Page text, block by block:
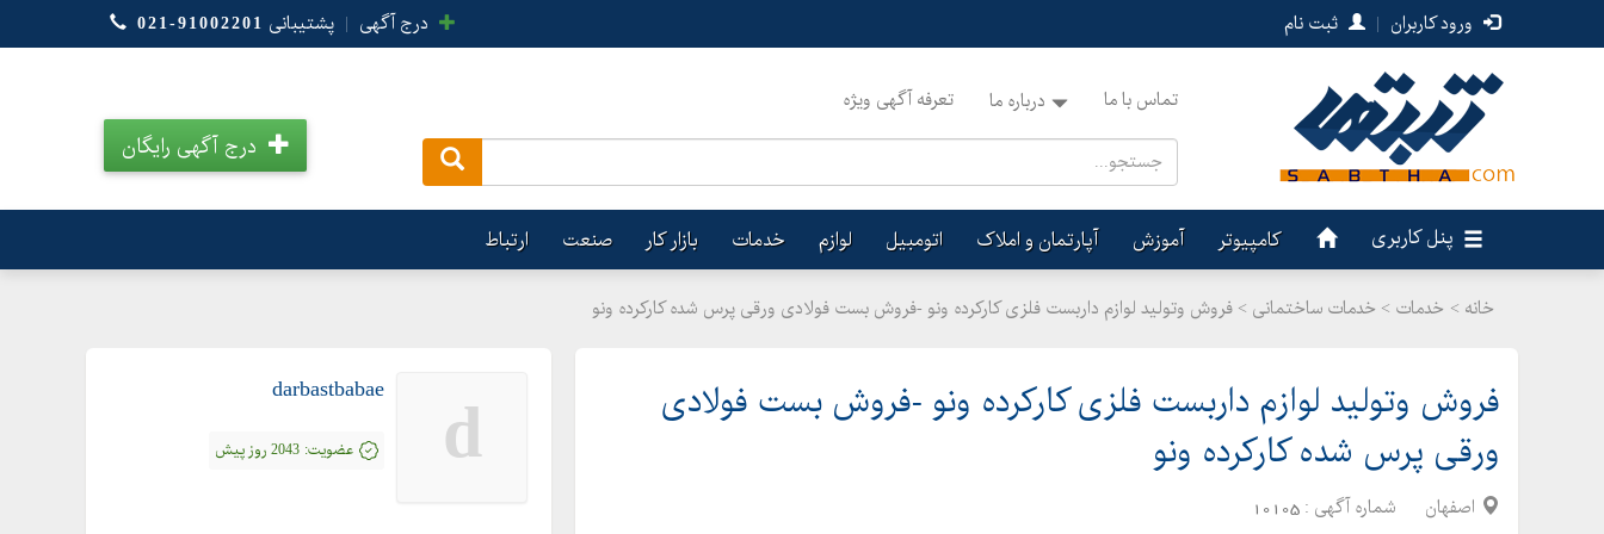
ورود کاربران | ثبت نام درج آگهی | پشتیبانی 021-91002201
تماس با ما درباره ما تعرفه آگهی ویژه
درج آگهی رایگان
پنل کاربری کامپیوتر آموزش آپارتمان و املاک اتومبیل لوازم خدمات بازار کار صنعت ارتباط
خانه > خدمات > خدمات ساختمانی > فروش وتولید لوازم داربست فلزی کارکرده ونو -فروش بست فولادی ورقی پرس شده کارکرده ونو
فروش وتولید لوازم داربست فلزی کارکرده ونو -فروش بست فولادی
ورقی پرس شده کارکرده ونو
اصفهان شماره آگهی : 10105
d
darbastbabae
عضویت: 2043 روز پیش